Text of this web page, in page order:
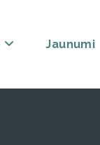
Jaunumi